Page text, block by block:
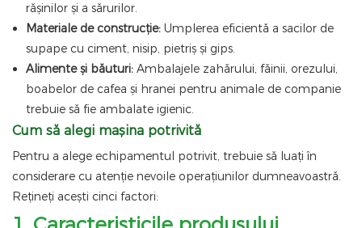
rășinilor și a sărurilor.
Materiale de construcție: Umplerea eficientă a sacilor de
supape cu ciment, nisip, pietriș și gips.
Alimente și băuturi: Ambalajele zahărului, făinii, orezului,
boabelor de cafea și hranei pentru animale de companie
trebuie să fie ambalate igienic.
Cum să alegi mașina potrivită
Pentru a alege echipamentul potrivit, trebuie să luați în
considerare cu atenție nevoile operațiunilor dumneavoastră.
Rețineți acești cinci factori: